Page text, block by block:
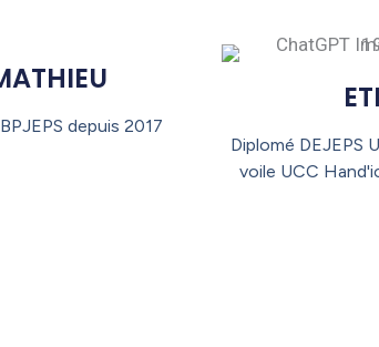
depuis 2017
Diplomé DEJEPS
voile UCC